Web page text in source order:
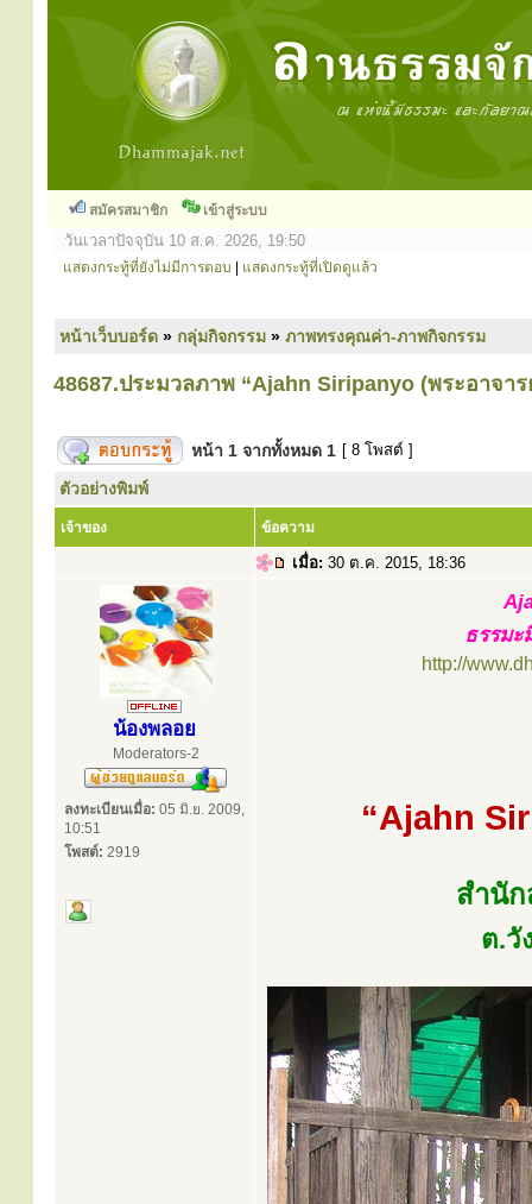
สมัครสมาชิก เข้าสู่ระบบ
วันเวลาปัจจุบัน 10 ส.ค. 2026, 19:50
แสดงกระทู้ที่ยังไม่มีการตอบ แสดงกระทู้ที่เปิดดูแล้ว
หน้าเว็บบอร์ด » กลุ่มกิจกรรม » ภาพทรงคุณค่า-ภาพกิจกรรม
48687.ประมวลภาพ “Ajahn Siripanyo (พระอาจา
หน้า 1 จากทั้งหมด 1 [ 8 โพสต์ ]
ตัวอย่างพิมพ์
เจ้าของ ข้อความ
เมื่อ: 30 ต.ค. 2015, 18:36
น้องพลอย
Moderators-2
ลงทะเบียนเมื่อ: 05 มิ.ย. 2009,
10:51
โพสต์: 2919
ธรรม
http://
“Ajahn
สำนั
ต.วั